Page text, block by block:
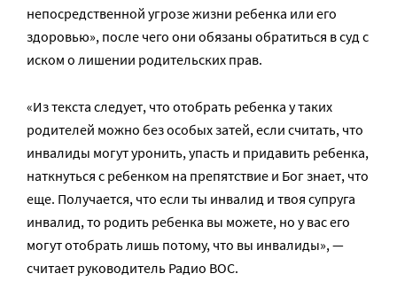
непосредственной угрозе жизни ребенка или его
здоровью», после чего они обязаны обратиться в суд с
иском о лишении родительских прав.
«Из текста следует, что отобрать ребенка у таких
родителей можно без особых затей, если считать, что
инвалиды могут уронить, упасть и придавить ребенка,
наткнуться с ребенком на препятствие и Бог знает, что
еще. Получается, что если ты инвалид и твоя супруга
инвалид, то родить ребенка вы можете, но у вас его
могут отобрать лишь потому, что вы инвалиды», —
считает руководитель Радио ВОС.